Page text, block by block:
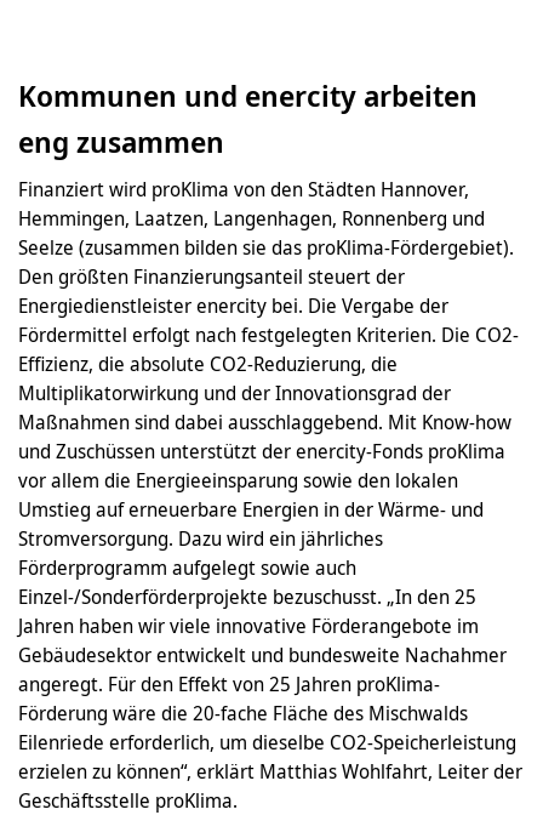
Kommunen und enercity arbeiten
eng zusammen
Finanziert wird proKlima von den Städten Hannover,
Hemmingen, Laatzen, Langenhagen, Ronnenberg und
Seelze (zusammen bilden sie das proKlima-Fördergebiet).
Den größten Finanzierungsanteil steuert der
Energiedienstleister enercity bei. Die Vergabe der
Fördermittel erfolgt nach festgelegten Kriterien. Die CO2-
Effizienz, die absolute CO2-Reduzierung, die
Multiplikatorwirkung und der Innovationsgrad der
Maßnahmen sind dabei ausschlaggebend. Mit Know-how
und Zuschüssen unterstützt der enercity-Fonds proKlima
vor allem die Energieeinsparung sowie den lokalen
Umstieg auf erneuerbare Energien in der Wärme- und
Stromversorgung. Dazu wird ein jährliches
Förderprogramm aufgelegt sowie auch
Einzel-/Sonderförderprojekte bezuschusst. „In den 25
Jahren haben wir viele innovative Förderangebote im
Gebäudesektor entwickelt und bundesweite Nachahmer
angeregt. Für den Effekt von 25 Jahren proKlima-
Förderung wäre die 20-fache Fläche des Mischwalds
Eilenriede erforderlich, um dieselbe CO2-Speicherleistung
erzielen zu können“, erklärt Matthias Wohlfahrt, Leiter der
Geschäftsstelle proKlima.